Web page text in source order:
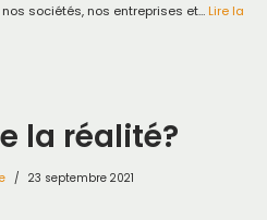
sociétés, nos entreprises et… Lire la
la réalité?
23 septembre 2021